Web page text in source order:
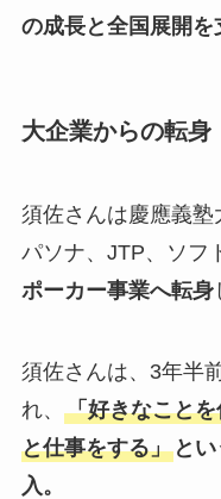
の成長と全国展開を
大企業からの転身
須佐さんは慶應義塾
パソナ、JTP、ソフ
ポーカー事業へ転身
須佐さんは、3年半
れ、 「好きなこと
と仕事をする」とい
入。